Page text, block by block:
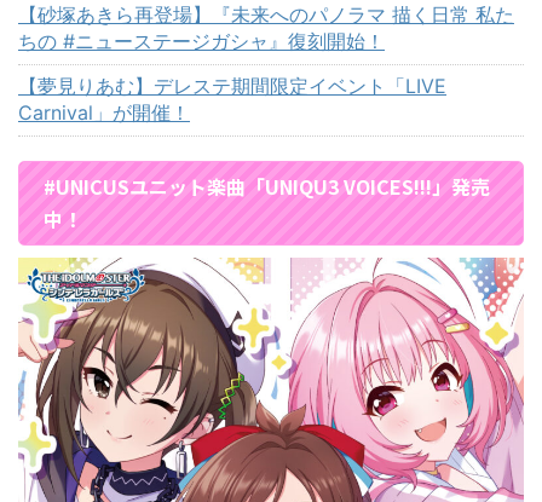
【砂塚あきら再登場】『未来へのパノラマ 描く日常 私た
ちの #ニューステージガシャ』復刻開始！
【夢見りあむ】デレステ期間限定イベント「LIVE
Carnival」が開催！
#UNICUSユニット楽曲「UNIQU3 VOICES!!!」発売
中！